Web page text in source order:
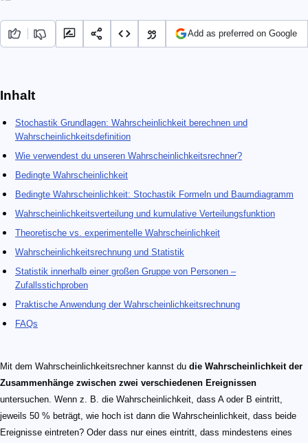
Add as preferred on Google
Inhalt
Stochastik Grundlagen: Wahrscheinlichkeit berechnen und
Wahrscheinlichkeitsdefinition
Wie verwendest du unseren Wahrscheinlichkeitsrechner?
Bedingte Wahrscheinlichkeit
Bedingte Wahrscheinlichkeit: Stochastik Formeln und Baumdiagramm
Wahrscheinlichkeitsverteilung und kumulative Verteilungsfunktion
Theoretische vs. experimentelle Wahrscheinlichkeit
Wahrscheinlichkeitsrechnung und Statistik
Statistik innerhalb einer großen Gruppe von Personen –
Zufallsstichproben
Praktische Anwendung der Wahrscheinlichkeitsrechnung
FAQs
Mit dem Wahrscheinlichkeitsrechner kannst du die Wahrscheinlichkeit der
Zusammenhänge zwischen zwei verschiedenen Ereignissen
untersuchen. Wenn z. B. die Wahrscheinlichkeit, dass A oder B eintritt,
jeweils 50 % beträgt, wie hoch ist dann die Wahrscheinlichkeit, dass beide
Ereignisse eintreten? Oder dass nur eines eintritt, dass mindestens eines